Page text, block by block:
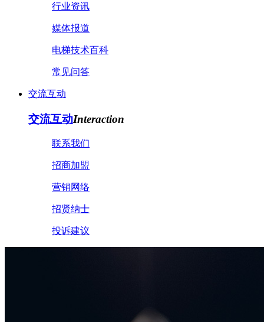
行业资讯
媒体报道
电梯技术百科
常见问答
交流互动
交流互动Interaction
联系我们
招商加盟
营销网络
招贤纳士
投诉建议